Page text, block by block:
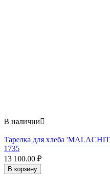
В наличии
Тарелка для хлеба
1735
13 100.00 ₽
В корзину